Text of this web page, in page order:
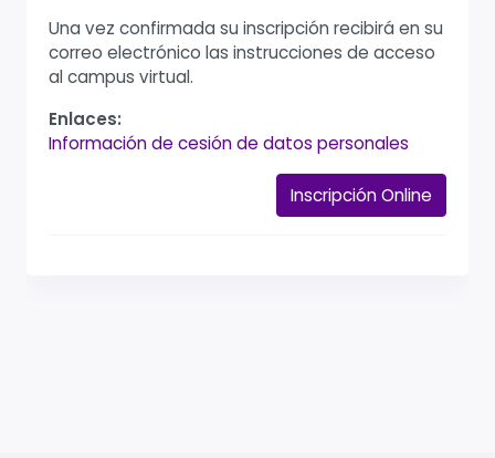
Una vez confirmada su inscripción recibirá en su
correo electrónico las instrucciones de acceso
al campus virtual.
Enlaces:
Información de cesión de datos personales
Inscripción Online